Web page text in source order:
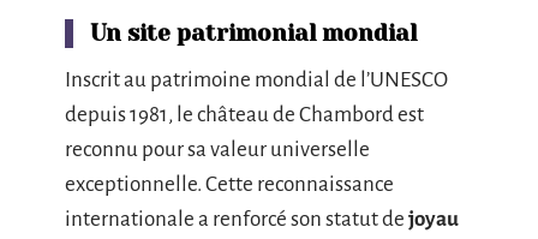
Un site patrimonial mondial
Inscrit au patrimoine mondial de l’UNESCO
depuis 1981, le château de Chambord est
reconnu pour sa valeur universelle
exceptionnelle. Cette reconnaissance
internationale a renforcé son statut de joyau